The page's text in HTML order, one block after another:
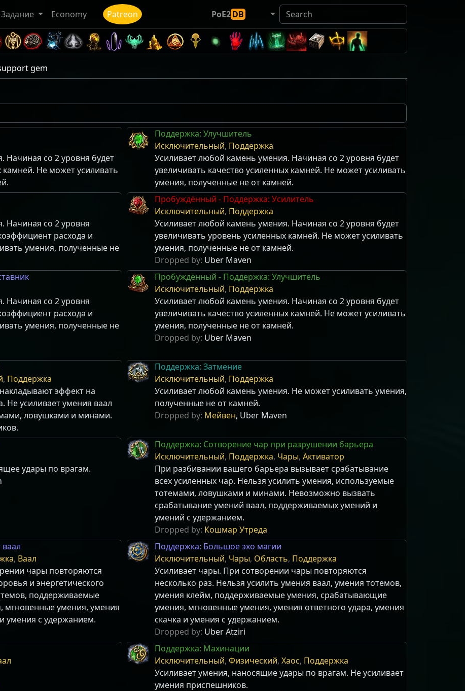
Задание Economy Patreon PoE2DB
gem
Начиная со 2 уровня будет
Не может усиливать
Поддержка: Улучшитель
Исключительный, Поддержка
Усиливает любой камень умения. Начиная со 2 уровня будет
увеличивать качество усиленных камней. Не может усиливать
умения, полученные не от камней.
Начиная со 2 уровня
расхода и
умения, полученные не
Пробуждённый - Поддержка: Усилитель
Исключительный, Поддержка
Усиливает любой камень умения. Начиная со 2 уровня будет
увеличивать уровень усиленных камней. Не может усиливать
умения, полученные не от камней.
Dropped by: Uber Maven
Начиная со 2 уровня
расхода и
умения, полученные не
Пробуждённый - Поддержка: Улучшитель
Исключительный, Поддержка
Усиливает любой камень умения. Начиная со 2 уровня будет
увеличивать качество усиленных камней. Не может усиливать
умения, полученные не от камней.
Dropped by: Uber Maven
, Поддержка
эффект на
Не усиливает умения ваал
ловушками и минами.
Поддержка: Затмение
Исключительный, Поддержка
Усиливает любой камень умения. Не может усиливать умения,
полученные не от камней.
Dropped by: Мейвен, Uber Maven
удары по врагам.
Поддержка: Сотворение чар при разрушении барьера
Исключительный, Поддержка, Чары, Активатор
При разбивании вашего барьера вызывает срабатывание
всех усиленных чар. Нельзя усилить умения, используемые
тотемами, ловушками и минами. Невозможно вызвать
срабатывание умений ваал, поддерживаемых умений и
умений с удержанием.
Dropped by: Кошмар Утреда
, Ваал
чары повторяются
и энергетического
поддерживаемые
умения, умения
умения с удержанием.
Поддержка: Большое эхо магии
Исключительный, Чары, Область, Поддержка
Усиливает чары. При сотворении чары повторяются
несколько раз. Нельзя усилить умения ваал, умения тотемов,
умения клейм, поддерживаемые умения, срабатывающие
умения, мгновенные умения, умения ответного удара, умения
скачка и умения с удержанием.
Dropped by: Uber Atziri
Поддержка: Махинации
Исключительный, Физический, Хаос, Поддержка
Усиливает умения, наносящие удары по врагам. Не усиливает
умения приспешников.